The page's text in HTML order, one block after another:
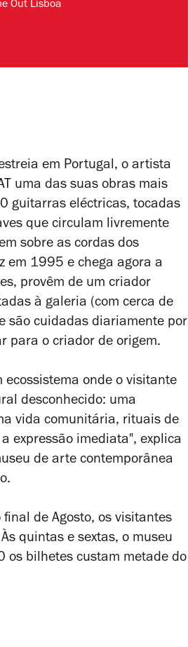
Out Lisboa
em Portugal, o artista
uma das suas obras mais
guitarras eléctricas, tocadas
que circulam livremente
sobre as cordas dos
em 1995 e chega agora a
provêm de um criador
à galeria (com cerca de
são cuidadas diariamente por
para o criador de origem.
ecossistema onde o visitante
desconhecido: uma
vida comunitária, rituais de
expressão imediata", explica
de arte contemporânea
de Agosto, os visitantes
quintas e sextas, o museu
bilhetes custam metade do